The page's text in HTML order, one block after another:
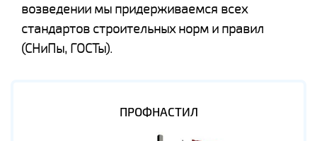
возведении мы придерживаемся всех
стандартов строительных норм и правил
(СНиПы, ГОСТы).
ПРОФНАСТИЛ